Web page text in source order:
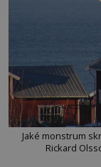
Jaké monstrum
Rickard